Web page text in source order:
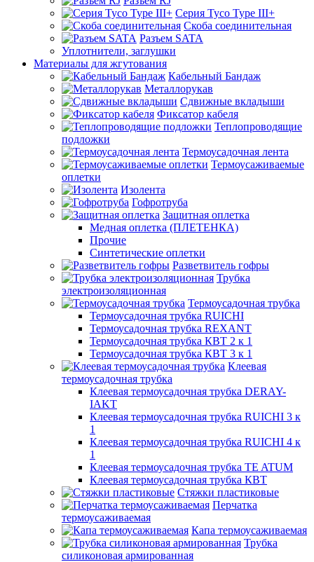
Серия Tyco Type III+
Скоба соединительная
Разъем SATA
Уплотнители, заглушки
Материалы для жгутования
Кабельный Бандаж
Металлорукав
Сдвижные вкладыши
Фиксатор кабеля
Теплопроводящие
подложки
Термоусадочная лента
Термоусаживаемые
оплетки
Изолента
Гофротруба
Защитная оплетка
Медная оплетка (ПЛЕТЕНКА)
Прочие
Синтетические оплетки
Разветвитель гофры
Трубка
электроизоляционная
Термоусадочная трубка
Термоусадочная трубка RUICHI
Термоусадочная трубка REXANT
Термоусадочная трубка КВТ 2 к 1
Термоусадочная трубка КВТ 3 к 1
Клеевая
термоусадочная трубка
Клеевая термоусадочная трубка DERAY-
IAKT
Клеевая термоусадочная трубка RUICHI 3 к
1
Клеевая термоусадочная трубка RUICHI 4 к
1
Клеевая термоусадочная трубка TE ATUM
Клеевая термоусадочная трубка КВТ
Стяжки пластиковые
Перчатка
термоусаживаемая
Капа термоусаживаемая
Трубка
силиконовая армированная